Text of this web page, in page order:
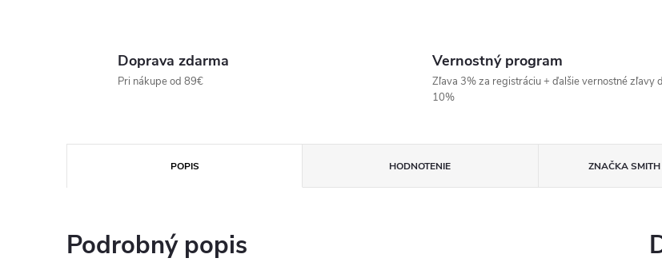
Doprava zdarma
Pri nákupe od 89€
Vernostný program
Zľava 3% za registráciu + ďalšie vernostné zľavy
10%
POPIS HODNOTENIE ZNAČKA
Podrobný popis